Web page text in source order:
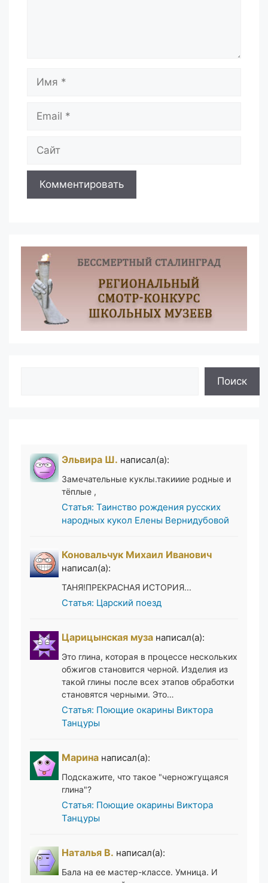
Поиск
Эльвира Ш. написал(а):
Замечательные куклы.такииие родные и
тёплые ,
Статья: Таинство рождения русских
народных кукол Елены Вернидубовой
Коновальчук Михаил Иванович
написал(а):
ТАНЯ!ПРЕКРАСНАЯ ИСТОРИЯ...
Статья: Царский поезд
Царицынская муза написал(а):
Это глина, которая в процессе нескольких
обжигов становится черной. Изделия из
такой глины после всех этапов обработки
становятся черными. Это…
Статья: Поющие окарины Виктора
Танцуры
Марина написал(а):
Подскажите, что такое "черножгущаяся
глина"?
Статья: Поющие окарины Виктора
Танцуры
Наталья В. написал(а):
Бала на ее мастер-классе. Умница. И